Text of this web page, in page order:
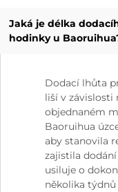
Jaká je délka
hodinky u
Dodací lhůta
liší v závislosti
objednaném
Baoruihua
aby stanovila
zajistila
usiluje o
několika